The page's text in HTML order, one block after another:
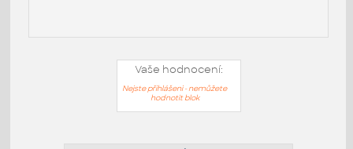
Vaše hodnocení:
Nejste přihlášeni - nemůžete
hodnotit blok